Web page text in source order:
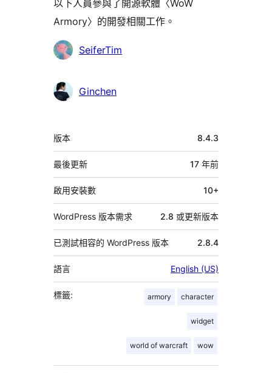
以下人員參與了開源軟體〈WoW
Armory〉的開發相關工作。
參
者
SeiferTim
Ginchen
中
繼
資
料
版本 8.4.3
最後更新 17 年前
啟用安裝數 10+
WordPress 版本需求 2.8 或更新版本
已測試相容的 WordPress 版本 2.8.4
語言 English (US)
標籤: armory character
widget
world of warcraft wow